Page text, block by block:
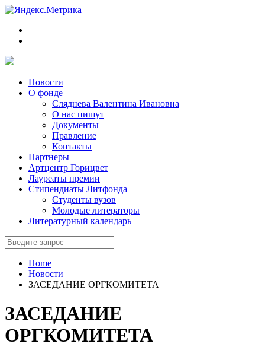
Новости
О фонде
Сляднева Валентина Ивановна
О нас пишут
Документы
Правление
Контакты
Партнеры
Артцентр Горицвет
Лауреаты премии
Стипендиаты Литфонда
Студенты вузов
Молодые литераторы
Литературный календарь
Home
Новости
ЗАСЕДАНИЕ ОРГКОМИТЕТА
ЗАСЕДАНИЕ
ОРГКОМИТЕТА